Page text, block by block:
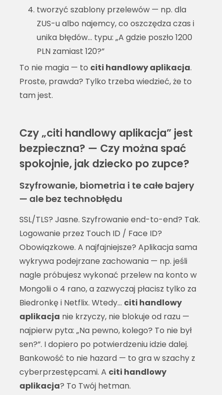
tworzyć szablony przelewów — np. dla
ZUS-u albo najemcy, co oszczędza czas i
unika błędów… typu: „A gdzie poszło 1200
PLN zamiast 120?”
To nie magia — to citi handlowy aplikacja.
Proste, prawda? Tylko trzeba wiedzieć, że to
tam jest.
Czy „citi handlowy aplikacja” jest
bezpieczna? — Czy można spać
spokojnie, jak dziecko po zupce?
Szyfrowanie, biometria i te całe bajery
— ale bez technobłędu
SSL/TLS? Jasne. Szyfrowanie end-to-end? Tak.
Logowanie przez Touch ID / Face ID?
Obowiązkowe. A najfajniejsze? Aplikacja sama
wykrywa podejrzane zachowania — np. jeśli
nagle próbujesz wykonać przelew na konto w
Mongolii o 4 rano, a zazwyczaj płacisz tylko za
Biedronkę i Netflix. Wtedy… citi handlowy
aplikacja nie krzyczy, nie blokuje od razu —
najpierw pyta: „Na pewno, kolego? To nie był
sen?”. I dopiero po potwierdzeniu idzie dalej.
Bankowość to nie hazard — to gra w szachy z
cyberprzestępcami. A citi handlowy
aplikacja? To Twój hetman.